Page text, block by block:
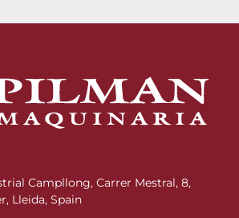
Campllong, Carrer Mestral, 8,
Lleida, Spain